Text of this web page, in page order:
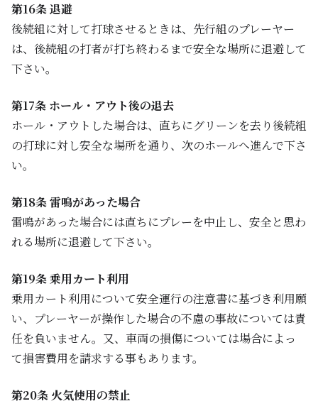
第16条 退避
後続組に対して打球させるときは、先行組のプレーヤー
は、後続組の打者が打ち終わるまで安全な場所に退避して
下さい。
第17条 ホール・アウト後の退去
ホール・アウトした場合は、直ちにグリーンを去り後続組
の打球に対し安全な場所を通り、次のホールへ進んで下さ
い。
第18条 雷鳴があった場合
雷鳴があった場合には直ちにプレーを中止し、安全と思わ
れる場所に退避して下さい。
第19条 乗用カート利用
乗用カート利用について安全運行の注意書に基づき利用願
い、プレーヤーが操作した場合の不慮の事故については責
任を負いません。又、車両の損傷については場合によっ
て損害費用を請求する事もあります。
第20条 火気使用の禁止